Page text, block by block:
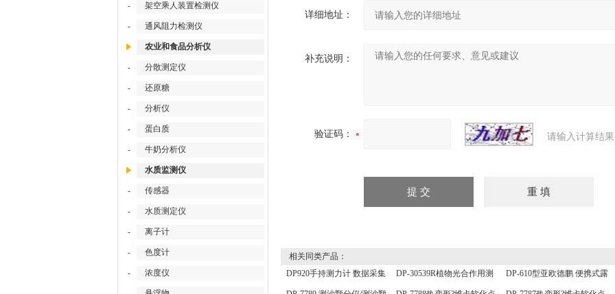
- 架空乘人装置检测仪
- 通风阻力检测仪
农业和食品分析仪
- 分散测定仪
- 还原糖
- 分析仪
- 蛋白质
- 牛奶分析仪
水质监测仪
- 传感器
- 水质测定仪
- 离子计
- 色度计
- 浓度仪
详细地址：
补充说明：
验证码： 请输入计算结
相关同类产品：
DP920手持测力计 数据采集
分析仪 压力传感器仪表
DP-30539R植物光合作用测
定仪 有效辐射检测仪
DP-610型亚欧德鹏 便携式露
点仪用途